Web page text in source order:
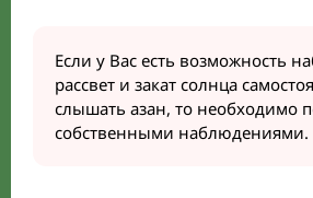
Если у Вас есть возможность
рассвет и закат солнца
слышать азан, то необходимо
собственными наблюдениями.